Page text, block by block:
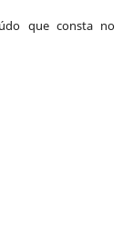
que consta no